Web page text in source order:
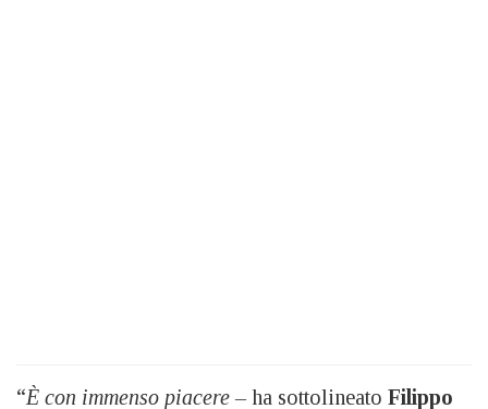
“È con immenso piacere – ha sottolineato Filippo